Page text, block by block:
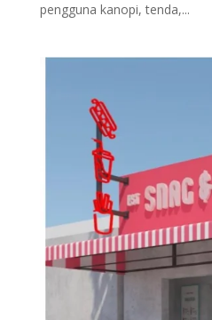
pengguna kanopi, tenda,...